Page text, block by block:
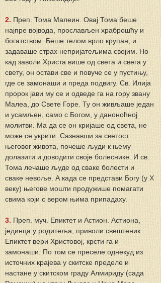
2. Преп. Тома Малеин. Овај Тома беше
најпре војвода, прослављен храброшћу и
богатством. Беше телом врло крупан, и
задаваше страх непријатељима својим. Но
кад заволи Христа више од света и свега у
свету, он остави све и повуче се у пустињу,
где се замонаши и преда подвигу. Св. Илија
пророк јави му се и одведе га на гору звану
Малеа, до Свете Горе. Ту он живљаше један
и усамљен, само с Богом, у даноноћној
молитви. Ма да се он кријаше од света, не
може се укрити. Сазнавши за светост
његовог живота, почеше људи к њему
долазити и доводити своје болеснике. И св.
Тома лечаше људе од сваке болести и
сваке невоље. А када се представи Богу (у Х
веку) његове мошти продужише помагати
свима који с вером њима припадаху.
3. Преп. муч. Епиктет и Астион. Астиона,
јединца у родитеља, приволи свештеник
Епиктет вери Христовој, крсти га и
замонаши. По том се преселе однекуд из
источних крајева у скитске пределе и
настане у скитском граду Алмириду (сада